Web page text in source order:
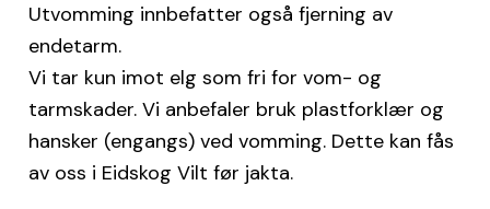
Utvomming innbefatter også fjerning av
endetarm.
Vi tar kun imot elg som fri for vom- og
tarmskader. Vi anbefaler bruk plastforklær og
hansker (engangs) ved vomming. Dette kan fås
av oss i Eidskog Vilt før jakta.